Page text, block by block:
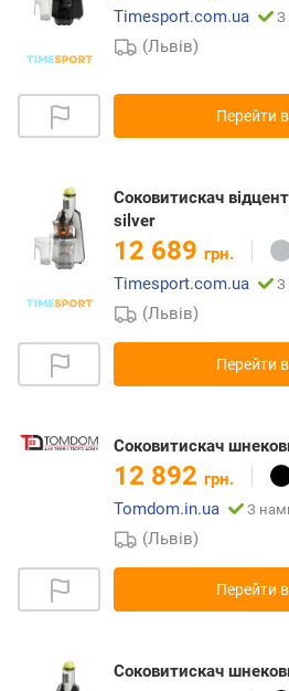
Timesport.com.ua
З
(Львів)
Перейти
Соковитискач
silver
12 689 грн.
Timesport.com.ua
З
(Львів)
Перейти
Соковитискач
12 892 грн.
Tomdom.in.ua
З
(Львів)
Перейти
Соковитискач